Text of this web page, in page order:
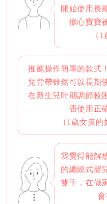
開始使用長
擔心寶寶
（
推薦操作簡單的款式
兒背帶雖然可以長期
在新生兒時期調節較
否使用正
（1歲女孩的
我覺得能解
的纏繞式嬰
雙手，在做
會